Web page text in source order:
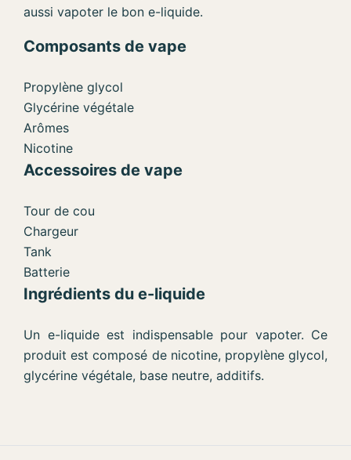
aussi vapoter le bon e-liquide.
Composants de vape
Propylène glycol
Glycérine végétale
Arômes
Nicotine
Accessoires de vape
Tour de cou
Chargeur
Tank
Batterie
Ingrédients du e-liquide
Un e-liquide est indispensable pour vapoter. Ce
produit est composé de nicotine, propylène glycol,
glycérine végétale, base neutre, additifs.